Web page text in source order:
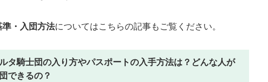
・入団方法についてはこちらの記事もご覧ください。
タ騎士団の入り方やパスポートの入手方法は？どんな人が
できるの？